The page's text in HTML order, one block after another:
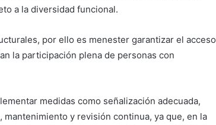
a la diversidad funcional.
por ello es menester garantizar el acceso
la participación plena de personas con
medidas como señalización adecuada,
y revisión continua, ya que, en la